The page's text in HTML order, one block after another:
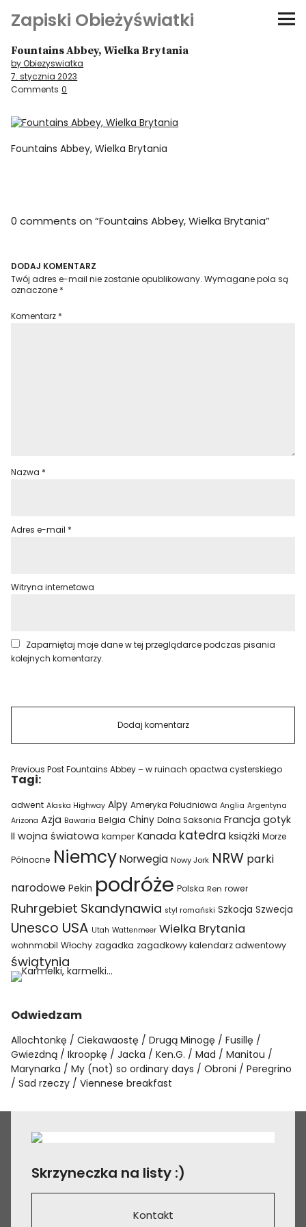
Zapiski Obieżyświatki
Podróże
Kultura i sztuka
Kątem oka
Fountains Abbey, Wielka Brytania
by Obiezyswiatka
7. stycznia 2023
Comments 0
Fountains Abbey, Wielka Brytania
0 comments on “Fountains Abbey, Wielka Brytania”
DODAJ KOMENTARZ
Twój adres e-mail nie zostanie opublikowany. Wymagane pola są
oznaczone *
Komentarz *
Nazwa *
Adres e-mail *
Witryna internetowa
Zapamiętaj moje dane w tej przeglądarce podczas pisania
kolejnych komentarzy.
Previous PostFountains Abbey – w ruinach opactwa cysterskiego
Tagi:
adwent Alaska Highway Alpy Ameryka Południowa Anglia Argentyna
Arizona Azja Bawaria Belgia Chiny Dolna Saksonia Francja gotyk
II wojna światowa kamper Kanada katedra książki Morze
Północne Niemcy Norwegia Nowy Jork NRW parki
narodowe Pekin podróże Polska Ren rower
Ruhrgebiet Skandynawia styl romański Szkocja Szwecja
Unesco USA Utah Wattenmeer Wielka Brytania
wohnmobil Włochy zagadka zagadkowy kalendarz adwentowy
świątynia
Odwiedzam
Allochtonkę Ciekawaostę Drugą Minogę
Fusillę
Gwiezdną
Ikroopkę Jacka Ken.G. Mad
Manitou
Marynarka
My (not) so ordinary days Obroni
Peregrino
Sad rzeczy
Viennese breakfast
Skrzyneczka na listy :)
Kontakt